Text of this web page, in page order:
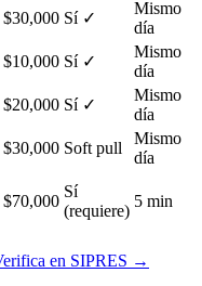
$30,000 Sí ✓
Mismo
día
$10,000 Sí ✓
Mismo
día
$20,000 Sí ✓
Mismo
día
$30,000 Soft pull
Mismo
día
$70,000
Sí
(requiere)
5 min
en SIPRES →